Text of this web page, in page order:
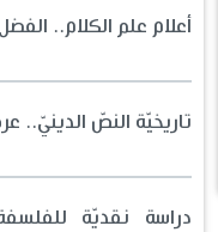
أعلام علم الكلام..
تاريخيّة النصّ الدينيّ..
دراسة نقديّة